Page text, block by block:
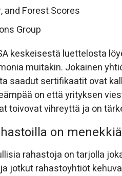
and Forest Scores
Group
keskeisestä luettelosta
muitakin. Jokainen
saadut sertifikaatit ovat
on että yrityksen
toivovat vihreyttä ja on
on menekkiä
rahastoja on tarjolla
jotkut rahastoyhtiöt